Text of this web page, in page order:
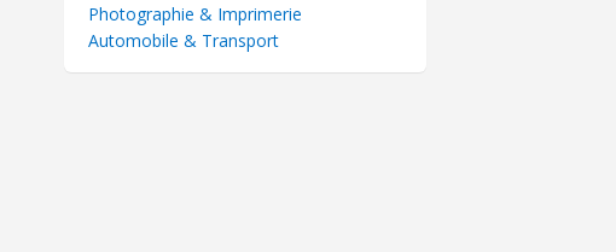
Photographie & Imprimerie
Automobile & Transport